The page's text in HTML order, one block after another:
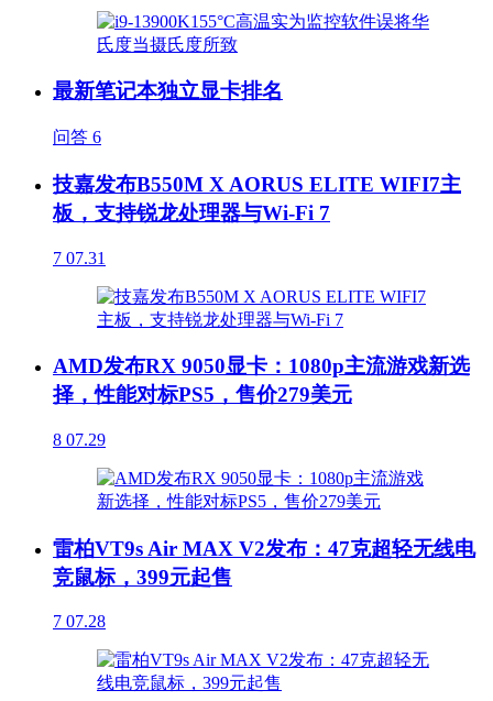
最新笔记本独立显卡排名
问答 6
技嘉发布B550M X AORUS ELITE WIFI7主
板，支持锐龙处理器与Wi-Fi 7
7 07.31
AMD发布RX 9050显卡：1080p主流游戏新选
择，性能对标PS5，售价279美元
8 07.29
雷柏VT9s Air MAX V2发布：47克超轻无线电
竞鼠标，399元起售
7 07.28